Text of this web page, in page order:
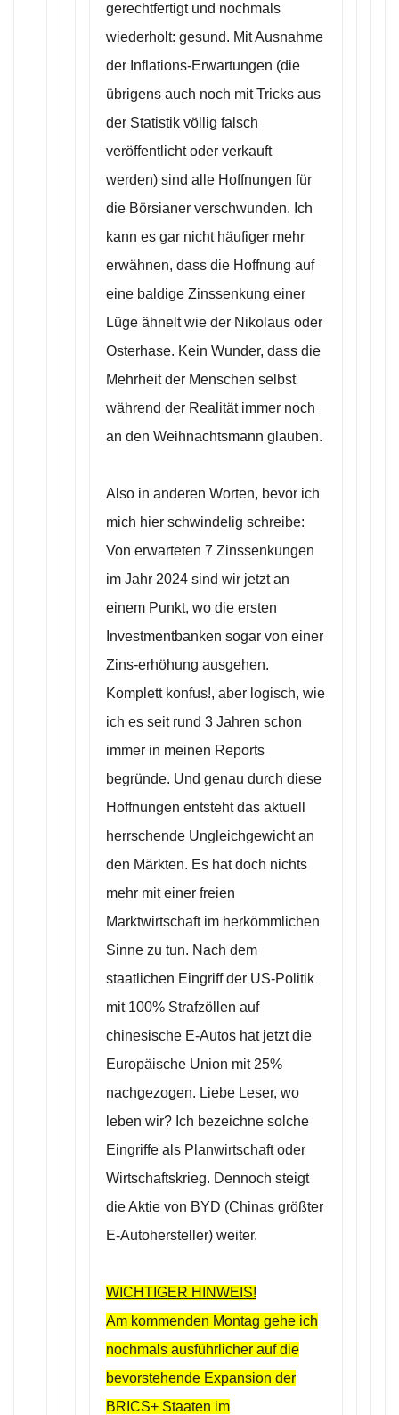
gerechtfertigt und nochmals
wiederholt: gesund. Mit Ausnahme
der Inflations-Erwartungen (die
übrigens auch noch mit Tricks aus
der Statistik völlig falsch
veröffentlicht oder verkauft
werden) sind alle Hoffnungen für
die Börsianer verschwunden. Ich
kann es gar nicht häufiger mehr
erwähnen, dass die Hoffnung auf
eine baldige Zinssenkung einer
Lüge ähnelt wie der Nikolaus oder
Osterhase. Kein Wunder, dass die
Mehrheit der Menschen selbst
während der Realität immer noch
an den Weihnachtsmann glauben.
Also in anderen Worten, bevor ich
mich hier schwindelig schreibe:
Von erwarteten 7 Zinssenkungen
im Jahr 2024 sind wir jetzt an
einem Punkt, wo die ersten
Investmentbanken sogar von einer
Zins-erhöhung ausgehen.
Komplett konfus!, aber logisch, wie
ich es seit rund 3 Jahren schon
immer in meinen Reports
begründe. Und genau durch diese
Hoffnungen entsteht das aktuell
herrschende Ungleichgewicht an
den Märkten. Es hat doch nichts
mehr mit einer freien
Marktwirtschaft im herkömmlichen
Sinne zu tun. Nach dem
staatlichen Eingriff der US-Politik
mit 100% Strafzöllen auf
chinesische E-Autos hat jetzt die
Europäische Union mit 25%
nachgezogen. Liebe Leser, wo
leben wir? Ich bezeichne solche
Eingriffe als Planwirtschaft oder
Wirtschaftskrieg. Dennoch steigt
die Aktie von BYD (Chinas größter
E-Autohersteller) weiter.
WICHTIGER HINWEIS!
Am kommenden Montag gehe ich
nochmals ausführlicher auf die
bevorstehende Expansion der
BRICS+ Staaten im